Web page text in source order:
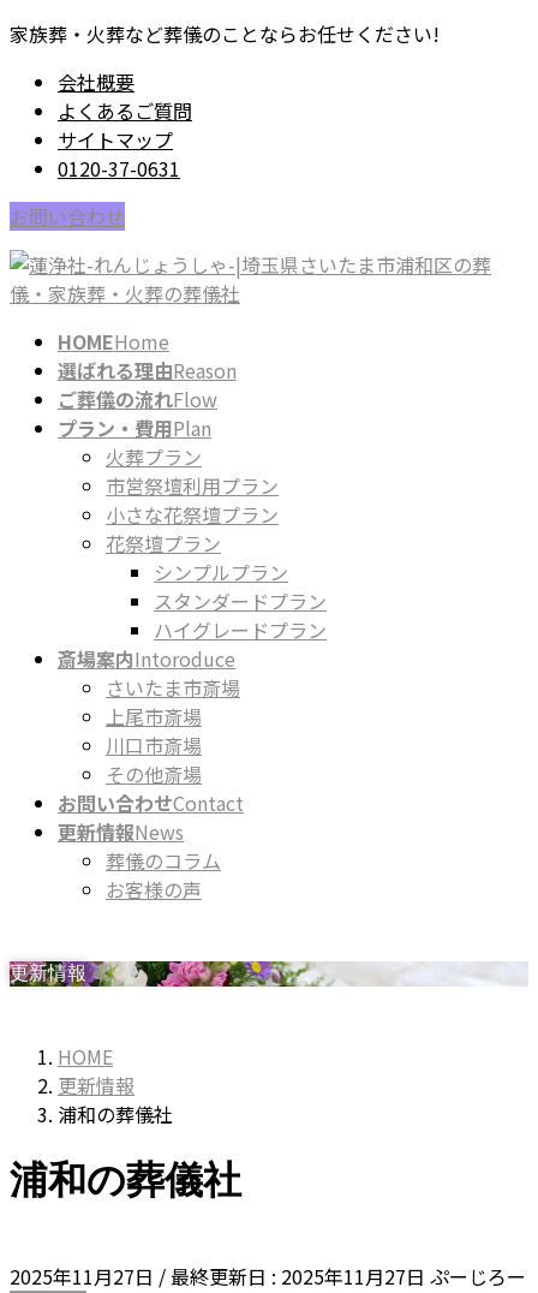
コ
移
動
ナ
ン
に
移
動
家族葬・火葬など葬儀のことならお任せください!
会社概要
よくあるご質問
サイトマップ
0120-37-0631
お問い合わせ
HOMEHome
選ばれる理由Reason
ご葬儀の流れFlow
プラン・費用Plan
火葬プラン
市営祭壇利用プラン
小さな花祭壇プラン
花祭壇プラン
シンプルプラン
スタンダードプラン
ハイグレードプラン
斎場案内Intoroduce
さいたま市斎場
上尾市斎場
川口市斎場
その他斎場
お問い合わせContact
更新情報News
葬儀のコラム
お客様の声
更新情報
HOME
更新情報
浦和の葬儀社
浦和の葬儀社
2025年11月27日 / 最終更新日 : 2025年11月27日 ぷーじろー